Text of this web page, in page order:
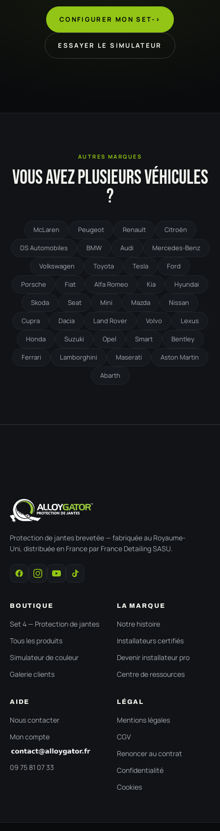
CONFIGURER MON SET->
ESSAYER LE SIMULATEUR
AUTRES MARQUES
VOUS AVEZ PLUSIEURS VÉHICULES
?
McLaren Peugeot Renault Citroën
DS Automobiles BMW Audi Mercedes-Benz
Volkswagen Toyota Tesla Ford
Porsche Fiat Alfa Romeo Kia Hyundai
Skoda Seat Mini Mazda Nissan
Cupra Dacia Land Rover Volvo Lexus
Honda Suzuki Opel Smart Bentley
Ferrari Lamborghini Maserati Aston Martin
Abarth
Protection de jantes brevetée — fabriquée au Royaume-
Uni, distribuée en France par France Detailing SASU.
BOUTIQUE
Set 4 — Protection de jantes
Tous les produits
Simulateur de couleur
Galerie clients
LA MARQUE
Notre histoire
Installateurs certifiés
Devenir installateur pro
Centre de ressources
AIDE
Nous contacter
Mon compte
09 75 81 07 33
LÉGAL
Mentions légales
CGV
Renoncer au contrat
Confidentialité
Cookies